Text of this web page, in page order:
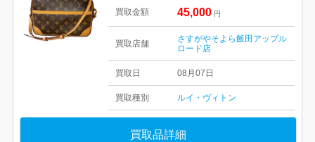
買取金額 45,000 円
買取店舗
さすがやそよら飯田アップル
ロード店
買取日 08月07日
買取種別 ルイ・ヴィトン
買取品詳細